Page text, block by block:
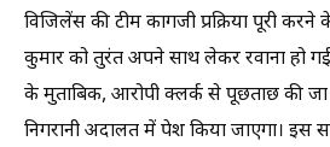
विजिलेंस की टीम कागजी प्रक्रिया पूरी
कुमार को तुरंत अपने साथ लेकर रवाना हो
के मुताबिक, आरोपी क्लर्क से पूछताछ की
निगरानी अदालत में पेश किया जाएगा। इस